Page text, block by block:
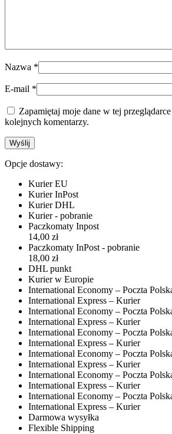
Nazwa *
E-mail *
Zapamiętaj moje dane w tej
kolejnych komentarzy.
Opcje dostawy:
Kurier EU
Kurier InPost
Kurier DHL
Kurier - pobranie
Paczkomaty Inpost
14,00 zł
Paczkomaty InPost - pobranie
18,00 zł
DHL punkt
Kurier w Europie
International Economy – Poczta
International Express – Kurier
International Economy – Poczta
International Express – Kurier
International Economy – Poczta
International Express – Kurier
International Economy – Poczta
International Express – Kurier
International Economy – Poczta
International Express – Kurier
International Economy – Poczta
International Express – Kurier
Darmowa wysyłka
Flexible Shipping